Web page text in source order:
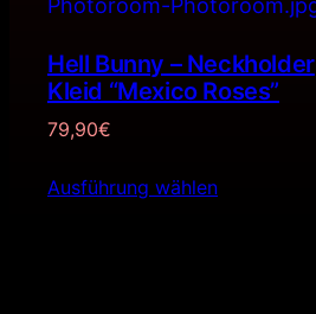
Hell Bunny – Neckholder
Kleid “Mexico Roses”
79,90€
Ausführung wählen